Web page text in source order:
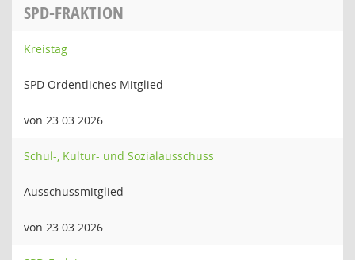
SPD-FRAKTION
Kreistag
SPD Ordentliches Mitglied
von 23.03.2026
Schul-, Kultur- und Sozialausschuss
Ausschussmitglied
von 23.03.2026